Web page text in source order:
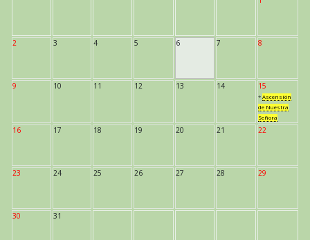
2 3 4 5 6 7 8
9 10 11 12 13 14 15
* Ascensión
de Nuestra
Señora
16 17 18 19 20 21 22
23 24 25 26 27 28 29
30 31